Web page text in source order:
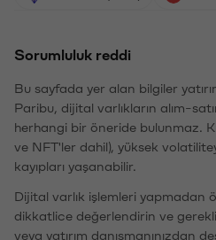
Sorumluluk reddi
Bu sayfada yer alan bilgiler
Paribu, dijital varlıkların alım-
herhangi bir öneride bulunmaz.
ve NFT'ler dahil), yüksek
kayıpları yaşanabilir.
Dijital varlık işlemleri yapmadan
dikkatlice değerlendirin ve
veya yatırım danışmanınızdan